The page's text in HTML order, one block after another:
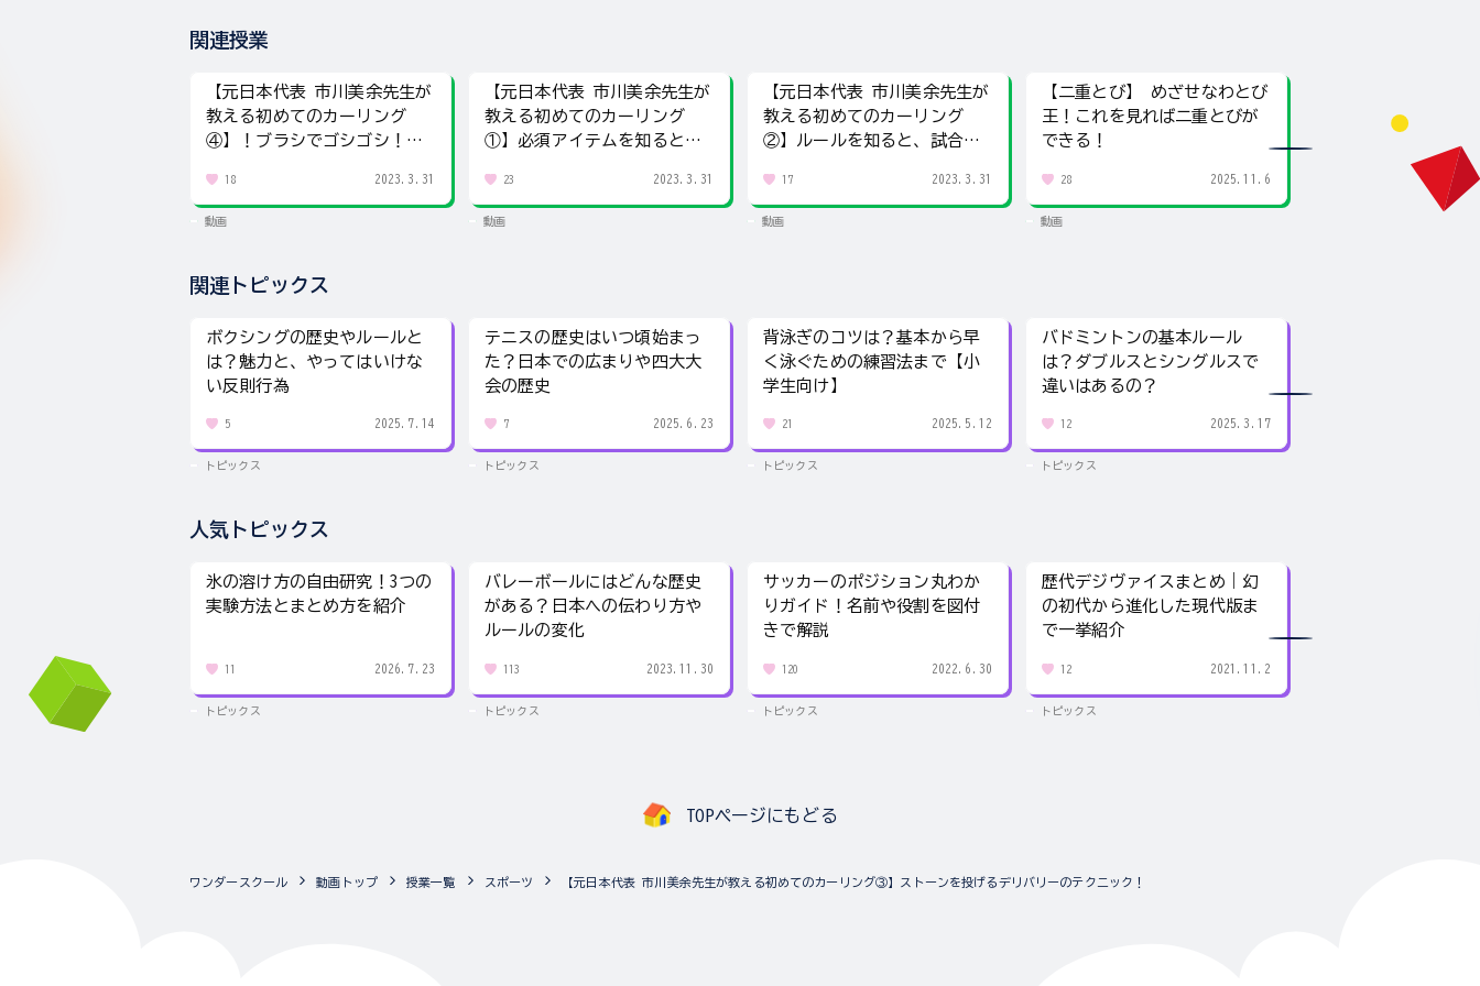
関連授業
【元日本代表 市川美余先生が
教える初めてのカーリング
④】！ブラシでゴシゴシ！ス
18 2023.3.31
動画
【元日本代表 市川美余先生が
教える初めてのカーリング
①】必須アイテムを知るとも
23 2023.3.31
動画
【元日本代表 市川美余先生が
教える初めてのカーリング
②】ルールを知ると、試合の
17 2023.3.31
動画
【二重とび】 めざせなわとび
王！これを見れば二重とびが
できる！
28 2025.11.6
動画
直伝！交差とび・あ
関連トピックス
ボクシングの歴史やルールと
は？魅力と、やってはいけな
い反則行為
5 2025.7.14
トピックス
テニスの歴史はいつ頃始まっ
た？日本での広まりや四大大
会の歴史
7 2025.6.23
トピックス
背泳ぎのコツは？基本から早
く泳ぐための練習法まで【小
学生向け】
21 2025.5.12
トピックス
バドミントンの基本ルール
は？ダブルスとシングルスで
違いはあるの？
12 2025.3.17
トピックス
人気トピックス
氷の溶け方の自由研究！3つの
実験方法とまとめ方を紹介
11 2026.7.23
トピックス
バレーボールにはどんな歴史
がある？日本への伝わり方や
ルールの変化
113 2023.11.30
トピックス
サッカーのポジション丸わか
りガイド！名前や役割を図付
きで解説
120 2022.6.30
トピックス
歴代デジヴァイスまとめ｜幻
の初代から進化した現代版ま
で一挙紹介
12 2021.11.2
トピックス
TOPページにもどる
ワンダースクール 動画トップ 授業一覧 スポーツ 【元日本代表 市川美余先生が教える初めてのカーリング③】ストーンを投げるデリバリーのテクニック！